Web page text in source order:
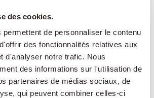
des cookies.
permettent de personnaliser le contenu
des fonctionnalités relatives aux
d'analyser notre trafic. Nous
des informations sur l'utilisation de
partenaires de médias sociaux, de
qui peuvent combiner celles-ci
:conversations, lecture à
partage de souvenirs – pour
social et lutter contre l'isolement
pour les tâches ménagères :